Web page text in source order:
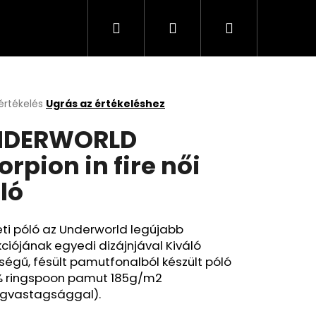
KeresésBejelentkezés
Kosár
Ugrás az értékeléshez
in fire női
póló az Underworld legújabb
egyedi dizájnjával Kiváló
fésült pamutfonalból készült póló
ringspoon pamut 185g/m2